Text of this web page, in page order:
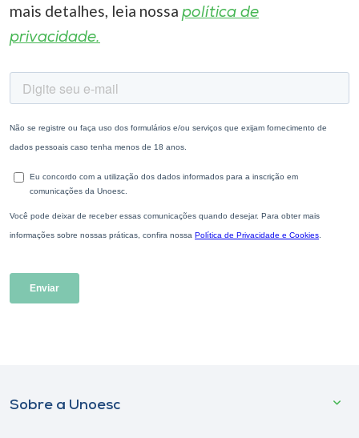
mais detalhes, leia nossa política de
privacidade.
Sobre a Unoesc